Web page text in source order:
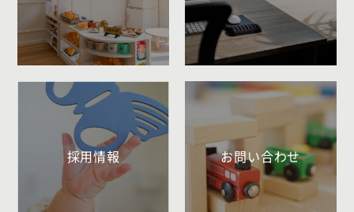
採用情報 お問い合わせ